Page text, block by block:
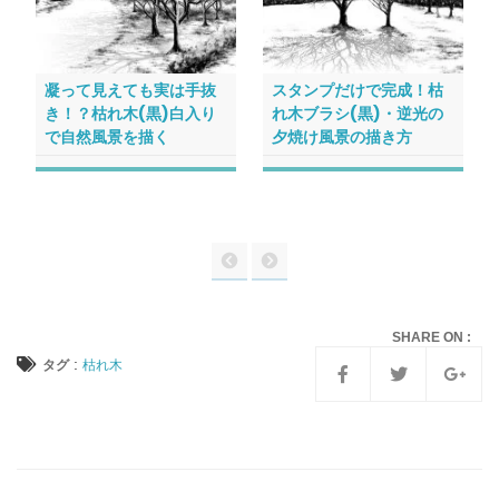
凝って見えても実は手抜
き！？枯れ木(黒)白入り
で自然風景を描く
スタンプだけで完成！枯
れ木ブラシ(黒)・逆光の
夕焼け風景の描き方
タグ: 枯れ木
SHARE ON :